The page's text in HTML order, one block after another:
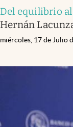
Del equilibrio
Hernán
miércoles, 17 de Julio